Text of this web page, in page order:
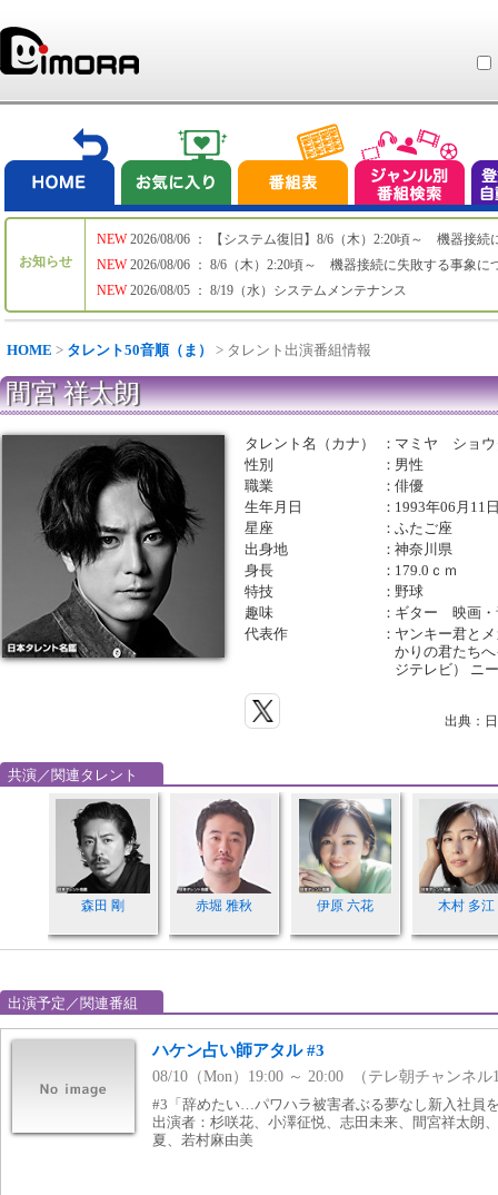
お知らせ
NEW
NEW
NEW
2026/08/06 ： 【システム復旧】8/6（木）2:20頃～ 機器接続
2026/08/06 ： 8/6（木）2:20頃～ 機器接続に失敗する事象に
2026/08/05 ： 8/19（水）システムメンテナンス
HOME > タレント50音順（ま） > タレント出演番組情報
間宮 祥太朗
タレント名（カナ） ： マミヤ ショウ
性別
： 男性
職業
：俳優
生年月日
： 1993年06月11
星座
：ふたご座
出身地
：神奈川県
身長
： 179.0ｃｍ
特技
：野球
趣味
： ギター 映画・
代表作
： ヤンキー君と
かりの君たち
ジテレビ） ニ
出典：
共演／関連タレント
森田 剛 赤堀 雅秋 伊原 六花 木村 多江
出演予定／関連番組
ハケン占い師アタル #3
08/10（Mon）19:00 ～ 20:00 （テレ朝チャンネル
#3「辞めたい…パワハラ被害者ぶる夢なし新入社員
出演者：杉咲花、小澤征悦、志田未来、間宮祥太朗
夏、若村麻由美